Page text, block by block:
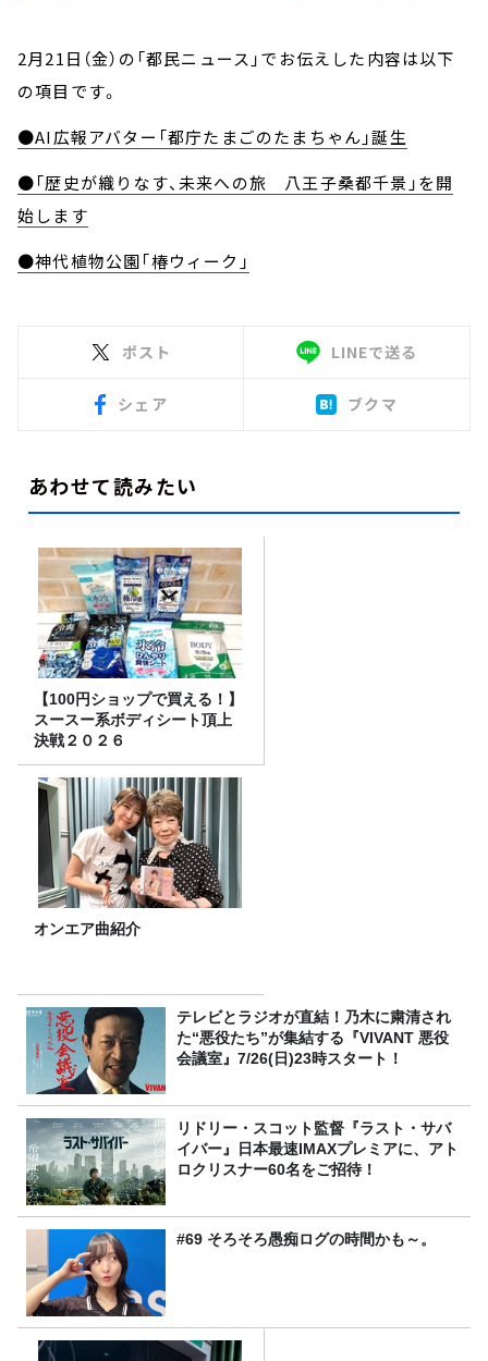
2月21日（金）の「都民ニュース」でお伝えした内容は以下
の項目です。
●AI広報アバター「都庁たまごのたまちゃん」誕生
●「歴史が織りなす、未来への旅 八王子桑都千景」を開
始します
●神代植物公園「椿ウィーク」
ポスト LINEで送る
シェア ブクマ
あわせて読みたい
【100円ショップで買える！】
スースー系ボディシート頂上
決戦２０２６
オンエア曲紹介
テレビとラジオが直結！乃木に粛清され
た“悪役たち”が集結する『VIVANT 悪役
会議室』7/26(日)23時スタート！
リドリー・スコット監督『ラスト・サバ
イバー』日本最速IMAXプレミアに、アト
ロクリスナー60名をご招待！
#69 そろそろ愚痴ログの時間かも～。